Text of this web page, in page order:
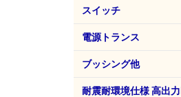
オムロン
スイッチ
フジソク
NKKスイッチズ
ミヤマ電器
オムロン
エコー電子（
国際電業
東峰エンジニ
電源トランス
豊澄電源機器
ブッシング他
ヘイコ
耐震耐環境仕様 高出